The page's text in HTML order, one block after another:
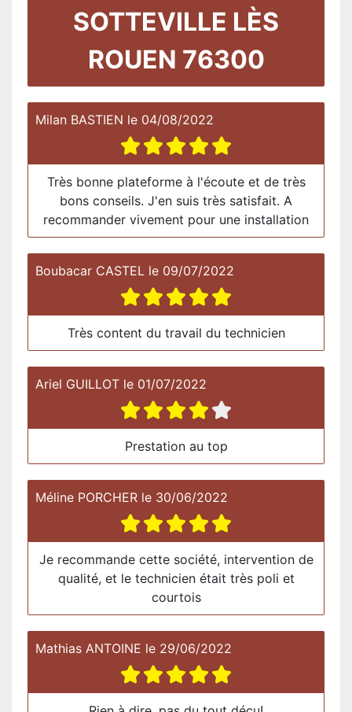
SOTTEVILLE LÈS
ROUEN 76300
Milan BASTIEN le 04/08/2022
Très bonne plateforme à l'écoute et de très
bons conseils. J'en suis très satisfait. A
recommander vivement pour une installation
Boubacar CASTEL le 09/07/2022
Très content du travail du technicien
Ariel GUILLOT le 01/07/2022
Prestation au top
Méline PORCHER le 30/06/2022
Je recommande cette société, intervention de
qualité, et le technicien était très poli et
courtois
Mathias ANTOINE le 29/06/2022